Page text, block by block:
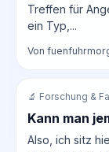
Treffen für
ein Typ,...
Von
🔬 Forschung &
Kann man
Also, ich sitz